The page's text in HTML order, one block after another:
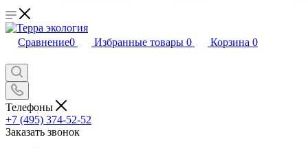
Сравнение0 Избранные товары 0 Корзина 0
Телефоны
+7 (495) 374-52-52
Заказать звонок